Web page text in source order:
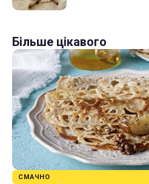
Більше цікавого
СМАЧНО